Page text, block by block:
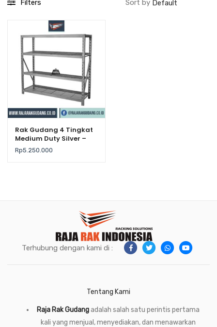
Filters Sort by
Rak Gudang 4 Tingkat
Medium Duty Silver –
Krisbow
Rp5.250.000
Terhubung dengan kami di :
Tentang Kami
Raja Rak Gudangadalah salah satu perintis pertama
kali yang menjual, menyediakan, dan menawarkan